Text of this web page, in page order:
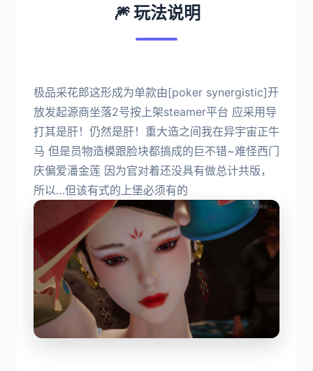
🎆 玩法说明
极品采花郎这形成为单款由[poker synergistic]开
放发起源商坐落2号按上架steamer平台 应采用导
打其是肝！仍然是肝！重大造之间我在异宇宙正牛
马 但是员物造模跟脸块都搞成的巨不错~难怪西门
庆偏爱潘金莲 因为官对着还没具有做总计共版，
所以…但该有式的上堡必须有的